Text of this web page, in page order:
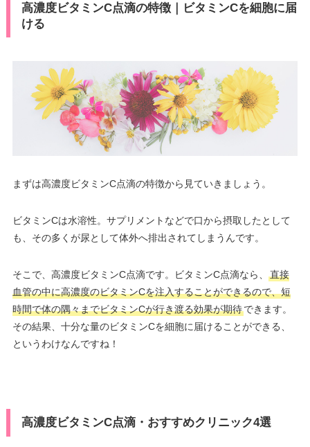
高濃度ビタミンC点滴の特徴｜ビタミンCを細胞に届
ける
まずは高濃度ビタミンC点滴の特徴から見ていきましょう。
ビタミンCは水溶性。サプリメントなどで口から摂取したとして
も、その多くが尿として体外へ排出されてしまうんです。
そこで、高濃度ビタミンC点滴です。ビタミンC点滴なら、
直接
血管の中に高濃度のビタミンCを注入することができるので、短
時間で体の隅々までビタミンCが行き渡る効果が期待できます。
その結果、十分な量のビタミンCを細胞に届けることができる、
というわけなんですね！
高濃度ビタミンC点滴・おすすめクリニック4選